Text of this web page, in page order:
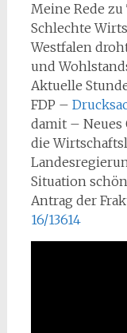
Meine Rede zu
Schlechte
Westfalen
und
Aktuelle
FDP –
damit – Neues
die
Situation
Antrag der
16/13614